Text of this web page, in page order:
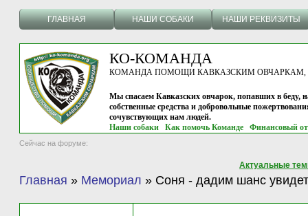
ГЛАВНАЯ НАШИ СОБАКИ НАШИ РЕКВИЗИТЫ
КО-КОМАНДА
КОМАНДА ПОМОЩИ КАВКАЗСКИМ ОВЧАРКАМ, г.
Мы спасаем Кавказских овчарок, попавших в беду,
собственные средства и добровольные
сочувствующих нам людей.
Наши собаки
Как помочь Команде Финансовый
Сейчас на форуме:
Актуальные
Главная » Мемориал » Соня - дадим шанс